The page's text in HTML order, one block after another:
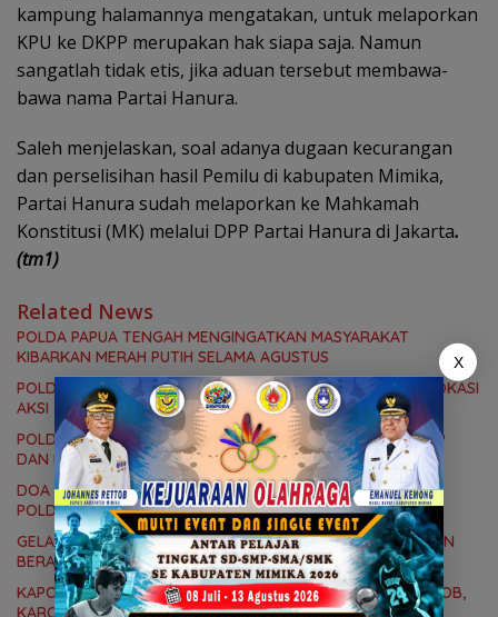
kampung halamannya mengatakan, untuk melaporkan
KPU ke DKPP merupakan hak siapa saja. Namun
sangatlah tidak etis, jika aduan tersebut membawa-
bawa nama Partai Hanura.
Saleh menjelaskan, soal adanya dugaan kecurangan
dan perselisihan hasil Pemilu di kabupaten Mimika,
Partai Hanura sudah melaporkan ke Mahkamah
Konstitusi (MK) melalui DPP Partai Hanura di Jakarta.
(tm1)
Related News
POLDA PAPUA TENGAH MENGINGATKAN MASYARAKAT
KIBARKAN MERAH PUTIH SELAMA AGUSTUS
POLDA AJAK WARGA JAGA PAPUA TENGAH, TOLAK PROVOKASI
AKSI 3 AGUSTUS
POLDA PAPUA TENGAH BEKALI PERSONEL MEMAHAMI KUHP
DAN KUHAP NASIONAL TERBARU
DOA LINTAS AGAMA MENGGEMA DI LAHAN CALON MAKO
POLDA PAPUA TENGAH
GELAR OPERASI SIKAT NOKEN, POLDA PAPUA TENGAH AKAN
BERANTAS KEJAHATAN 3C
KAPOLDA PAPUA TENGAH LANTIK IRWASDA, DANSAT BRIMOB,
KARORENA DAN DUA KAPOLRES
X